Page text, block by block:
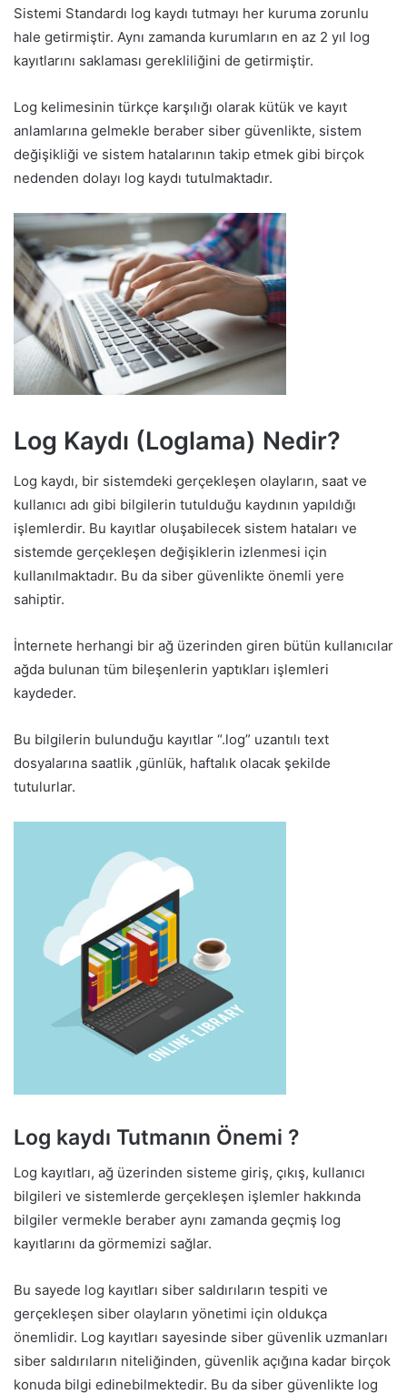
Sistemi Standardı log kaydı tutmayı her kuruma zorunlu
hale getirmiştir. Aynı zamanda kurumların en az 2 yıl log
kayıtlarını saklaması gerekliliğini de getirmiştir.
Log kelimesinin türkçe karşılığı olarak kütük ve kayıt
anlamlarına gelmekle beraber siber güvenlikte, sistem
değişikliği ve sistem hatalarının takip etmek gibi birçok
nedenden dolayı log kaydı tutulmaktadır.
Log Kaydı (Loglama) Nedir?
Log kaydı, bir sistemdeki gerçekleşen olayların, saat ve
kullanıcı adı gibi bilgilerin tutulduğu kaydının yapıldığı
işlemlerdir. Bu kayıtlar oluşabilecek sistem hataları ve
sistemde gerçekleşen değişiklerin izlenmesi için
kullanılmaktadır. Bu da siber güvenlikte önemli yere
sahiptir.
İnternete herhangi bir ağ üzerinden giren bütün kullanıcılar
ağda bulunan tüm bileşenlerin yaptıkları işlemleri
kaydeder.
Bu bilgilerin bulunduğu kayıtlar “.log” uzantılı text
dosyalarına saatlik ,günlük, haftalık olacak şekilde
tutulurlar.
Log kaydı Tutmanın Önemi ?
Log kayıtları, ağ üzerinden sisteme giriş, çıkış, kullanıcı
bilgileri ve sistemlerde gerçekleşen işlemler hakkında
bilgiler vermekle beraber aynı zamanda geçmiş log
kayıtlarını da görmemizi sağlar.
Bu sayede log kayıtları siber saldırıların tespiti ve
gerçekleşen siber olayların yönetimi için oldukça
önemlidir. Log kayıtları sayesinde siber güvenlik uzmanları
siber saldırıların niteliğinden, güvenlik açığına kadar birçok
konuda bilgi edinebilmektedir. Bu da siber güvenlikte log